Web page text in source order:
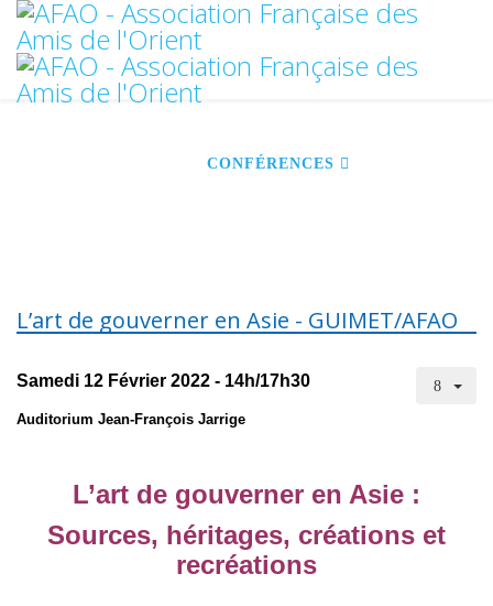
CONFÉRENCES
L’art de gouverner en Asie - GUIMET/AFAO
Samedi 12 Février 2022 - 14h/17h30
Auditorium Jean-François Jarrige
L’art de gouverner en Asie :
Sources, héritages, créations et
recréations